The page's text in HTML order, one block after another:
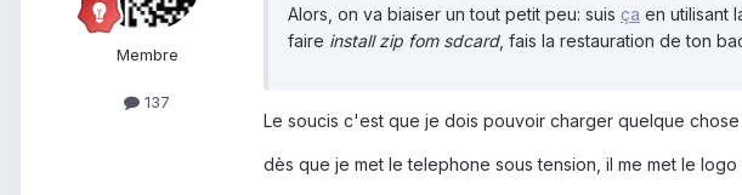
Membre
137
Alors, on va biaiser un tout petit peu: suis ça en utilisant
faire install zip fom sdcard, fais la restauration de ton
Le soucis c'est que je dois pouvoir charger quelque chose
dès que je met le telephone sous tension, il me met le